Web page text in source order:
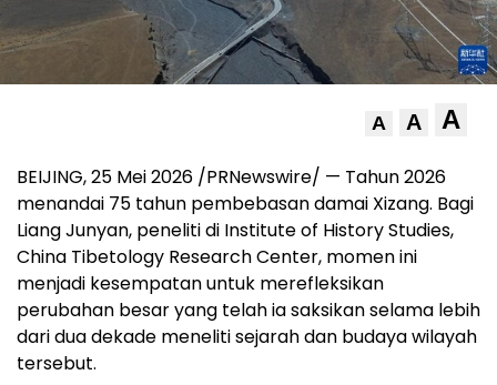
A A A
BEIJING, 25 Mei 2026 /PRNewswire/ — Tahun 2026
menandai 75 tahun pembebasan damai Xizang. Bagi
Liang Junyan, peneliti di Institute of History Studies,
China Tibetology Research Center, momen ini
menjadi kesempatan untuk merefleksikan
perubahan besar yang telah ia saksikan selama lebih
dari dua dekade meneliti sejarah dan budaya wilayah
tersebut.